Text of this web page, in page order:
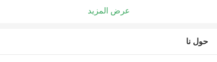
عرض المزيد
حول نا